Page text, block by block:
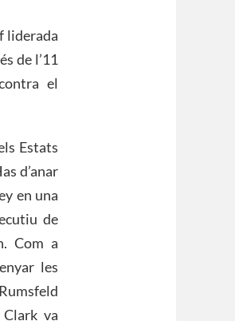
liderada
de l’11
el
Estats
d’anar
en una
de
Com a
les
va